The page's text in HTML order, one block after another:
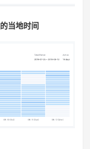
当地时间